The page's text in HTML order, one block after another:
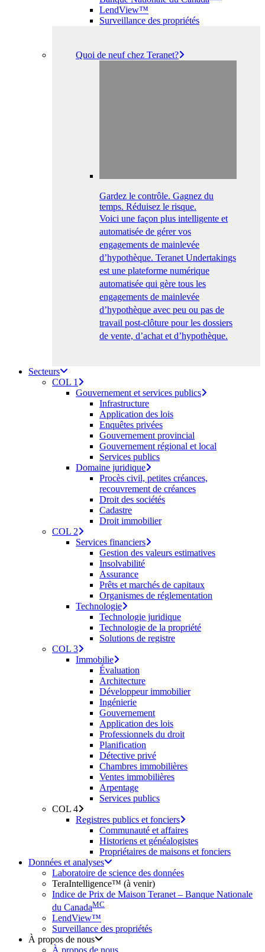
LendView™
Surveillance des propriétés
Quoi de neuf chez Teranet?
Gardez le contrôle. Gagnez du
temps. Réduisez le risque.
Voici une façon plus intelligente et
automatisée de gérer vos
engagements de mainlevée
d’hypothèque. Teranet Undertakings
est une plateforme numérique
automatisée qui gère tous les
engagements de mainlevée
d’hypothèque avec peu ou pas de
travail post-clôture pour les dossiers
de vente, d’achat et d’hypothèque.
Secteurs
COL 1
Gouvernement et services publics
Infrastructure
Application des lois
Enquêtes privées
Gouvernement provincial
Gouvernement régional et local
Services publics
Domaine juridique
Procès civil, petites créances,
recouvrement de créances
Droit des sociétés
Cadastre
Droit immobilier
COL 2
Services financiers
Gestion des valeurs estimatives
Insolvabilité
Assurance
Prêts et marchés de capitaux
Organismes de réglementation
Technologie
Technologie juridique
Technologie de la propriété
Solutions de registre
COL 3
Immobilie
Évaluation
Architecture
Développeur immobilier
Ingénierie
Gouvernement
Application des lois
Professionnels du droit
Planification
Détective privé
Chambres immobilières
Ventes immobilières
Arpentage
Services publics
COL 4
Registres publics et fonciers
Communauté et affaires
Historiens et généalogistes
Propriétaires de maisons et fonciers
Données et analyses
Laboratoire de science des données
TeraIntelligence™ (à venir)
Indice de Prix de Maison Teranet – Banque Nationale
du CanadaMC
LendView™
Surveillance des propriétés
À propos de nous
À propos de nous